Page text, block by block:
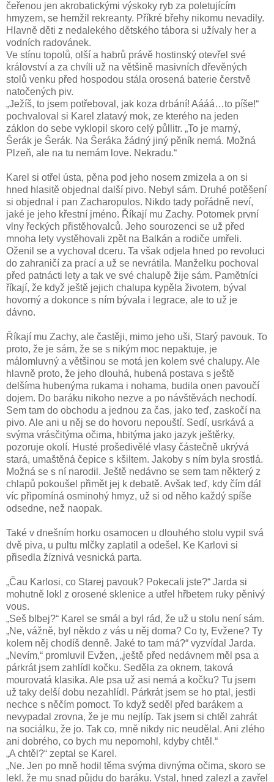
čeřenou jen akrobatickými výskoky ryb za poletujícím
hmyzem, se hemžil rekreanty. Příkré břehy nikomu nevadily.
Hlavně děti z nedalekého dětského tábora si užívaly her a
vodních radovánek.
Ve stínu topolů, olší a habrů právě hostinský otevřel své
království a za chvíli už na většině masivních dřevěných
stolů venku před hospodou stála orosená baterie čerstvě
natočených piv.
„Ježíš, to jsem potřeboval, jak koza drbání! Aááá…to píše!“
pochvaloval si Karel zlatavý mok, ze kterého na jeden
záklon do sebe vyklopil skoro celý půllitr. „To je marný,
Šerák je Šerák. Na Šeráka žádný jiný pěník nemá. Možná
Plzeň, ale na tu nemám love. Nekradu.“
Karel si otřel ústa, pěna pod jeho nosem zmizela a on si
hned hlasitě objednal další pivo. Nebyl sám. Druhé potěšení
si objednal i pan Zacharopulos. Nikdo tady pořádně neví,
jaké je jeho křestní jméno. Říkají mu Zachy. Potomek první
vlny řeckých přistěhovalců. Jeho sourozenci se už před
mnoha lety vystěhovali zpět na Balkán a rodiče umřeli.
Oženil se a vychoval dceru. Ta však odjela hned po revoluci
do zahraničí za prací a už se nevrátila. Manželku pochoval
před patnácti lety a tak ve své chalupě žije sám. Pamětníci
říkají, že když ještě jejich chalupa kypěla životem, býval
hovorný a dokonce s ním bývala i legrace, ale to už je
dávno.
Říkají mu Zachy, ale častěji, mimo jeho uši, Starý pavouk. To
proto, že je sám, že se s nikým moc nepaktuje, je
málomluvný a většinou se motá jen kolem své chalupy. Ale
hlavně proto, že jeho dlouhá, hubená postava s ještě
delšíma hubenýma rukama i nohama, budila onen pavoučí
dojem. Do baráku nikoho nezve a po návštěvách nechodí.
Sem tam do obchodu a jednou za čas, jako teď, zaskočí na
pivo. Ale ani u něj se do hovoru nepouští. Sedí, usrkává a
svýma vrásčitýma očima, hbitýma jako jazyk ještěrky,
pozoruje okolí. Husté prošedivělé vlasy částečně ukrývá
stará, umaštěná čepice s kšiltem. Jakoby s ním byla srostlá.
Možná se s ní narodil. Ještě nedávno se sem tam některý z
chlapů pokoušel přimět jej k debatě. Avšak teď, kdy čím dál
víc připomíná osminohý hmyz, už si od něho každý spíše
odsedne, než naopak.
Také v dnešním horku osamocen u dlouhého stolu vypil svá
dvě piva, u pultu mlčky zaplatil a odešel. Ke Karlovi si
přisedla žíznivá vesnická parta.
„Čau Karlosi, co Starej pavouk? Pokecali jste?“ Jarda si
mohutně lokl z orosené sklenice a utřel hřbetem ruky pěnivý
vous.
„Seš blbej?“ Karel se smál a byl rád, že už u stolu není sám.
„Ne, vážně, byl někdo z vás u něj doma? Co ty, Evžene? Ty
kolem něj chodíš denně. Jaké to tam má?“ vyzvídal Jarda.
„Nevím,“ promluvil Evžen, „ještě před nedávnem měl psa a
párkrát jsem zahlídl kočku. Seděla za oknem, taková
mourovatá klasika. Ale psa už asi nemá a kočku? Tu jsem
už taky delší dobu nezahlídl. Párkrát jsem se ho ptal, jestli
nechce s něčím pomoct. To když seděl před barákem a
nevypadal zrovna, že je mu nejlíp. Tak jsem si chtěl zahrát
na sociálku, že jo. Tak co, mně nikdy nic neudělal. Ani zlého
ani dobrého, co bych mu nepomohl, kdyby chtěl.“
„A chtěl?“ zeptal se Karel.
„Ne. Jen po mně hodil těma svýma divnýma očima, skoro se
lekl, že mu snad půjdu do baráku. Vstal, hned zalezl a zavřel